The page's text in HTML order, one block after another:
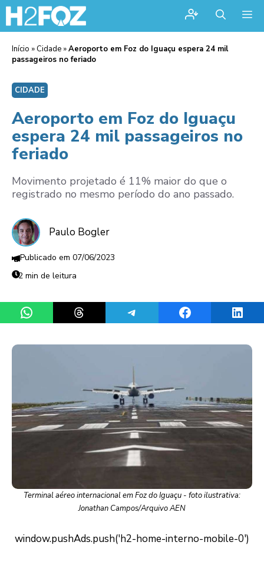
Início » Cidade »Aeroporto em Foz do Iguaçu espera 24 mil
passageiros no feriado
CIDADE
Aeroporto em Foz do Iguaçu
espera 24 mil passageiros no
feriado
Movimento projetado é 11% maior do que o
registrado no mesmo período do ano passado.
Paulo Bogler
07/06/2023
2 min de leitura
Share on WhatsAppShare on ThreadsShare on TelegramShare on Facebook
Terminal aéreo internacional em Foz do Iguaçu - foto ilustrativa:
Jonathan Campos/Arquivo AEN